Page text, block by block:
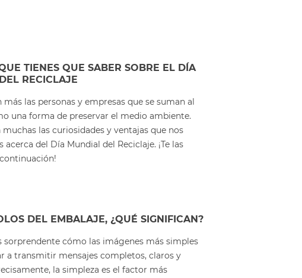
TIENES QUE SABER SOBRE EL DÍA
RECICLAJE
más las personas y empresas que se suman al
una forma de preservar el medio ambiente.
muchas las curiosidades y ventajas que nos
del Día Mundial del Reciclaje. ¡Te las
DEL EMBALAJE, ¿QUÉ SIGNIFICAN?
sorprendente cómo las imágenes más simples
a transmitir mensajes completos, claros y
la simpleza es el factor más